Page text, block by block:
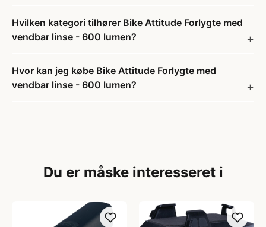
Hvilken kategori tilhører Bike Attitude Forlygte med
vendbar linse - 600 lumen?
Hvor kan jeg købe Bike Attitude Forlygte med
vendbar linse - 600 lumen?
Du er måske interesseret i